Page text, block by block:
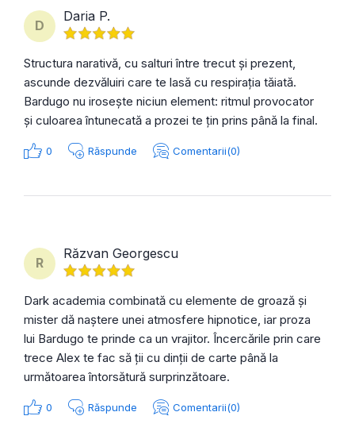
D
Daria P.
Structura narativă, cu salturi între trecut și prezent,
ascunde dezvăluiri care te lasă cu respirația tăiată.
Bardugo nu irosește niciun element: ritmul provocator
și culoarea întunecată a prozei te țin prins până la final.
0 Răspunde Comentarii(0)
R
Răzvan Georgescu
Dark academia combinată cu elemente de groază și
mister dă naștere unei atmosfere hipnotice, iar proza
lui Bardugo te prinde ca un vrajitor. Încercările prin care
trece Alex te fac să ții cu dinții de carte până la
următoarea întorsătură surprinzătoare.
0 Răspunde Comentarii(0)